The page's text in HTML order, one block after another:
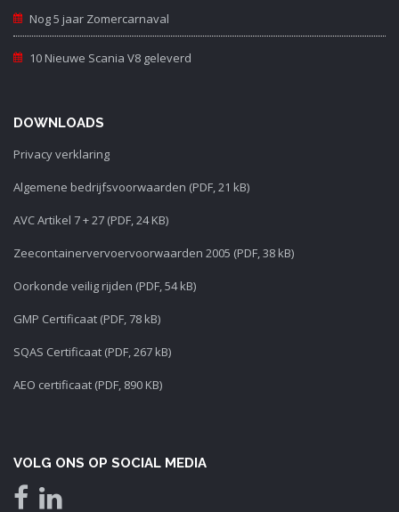
Nog 5 jaar Zomercarnaval
10 Nieuwe Scania V8 geleverd
DOWNLOADS
Privacy verklaring
Algemene bedrijfsvoorwaarden (PDF, 21 kB)
AVC Artikel 7 + 27 (PDF, 24 KB)
Zeecontainervervoervoorwaarden 2005 (PDF, 38 kB)
Oorkonde veilig rijden (PDF, 54 kB)
GMP Certificaat (PDF, 78 kB)
SQAS Certificaat (PDF, 267 kB)
AEO certificaat (PDF, 890 KB)
VOLG ONS OP SOCIAL MEDIA